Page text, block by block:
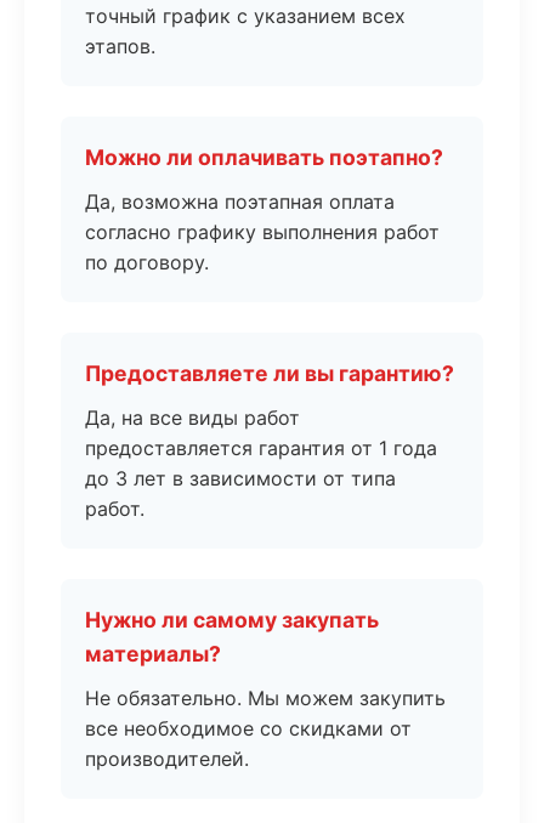
точный график с указанием всех
этапов.
Можно ли оплачивать поэтапно?
Да, возможна поэтапная оплата
согласно графику выполнения работ
по договору.
Предоставляете ли вы гарантию?
Да, на все виды работ
предоставляется гарантия от 1 года
до 3 лет в зависимости от типа
работ.
Нужно ли самому закупать
материалы?
Не обязательно. Мы можем закупить
все необходимое со скидками от
производителей.